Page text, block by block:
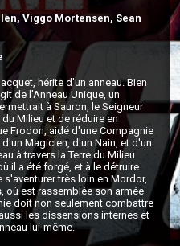
Viggo Mortensen, Sean
hérite d'un anneau. Bien
de l'Anneau Unique, un
à Sauron, le Seigneur
Milieu et de réduire en
Frodon, aidé d'une Compagnie
Magicien, d'un Nain, et d'un
à travers la Terre du Milieu
il a été forgé, et à le détruire
très loin en Mordor,
où est rassemblée son armée
doit non seulement combattre
les dissensions internes et
lui-même.